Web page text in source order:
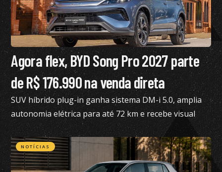
Agora flex, BYD Song Pro 2027 parte
de R$ 176.990 na venda direta
SUV híbrido plug-in ganha sistema DM-i 5.0, amplia
autonomia elétrica para até 72 km e recebe visual
renovado
NOTÍCIAS